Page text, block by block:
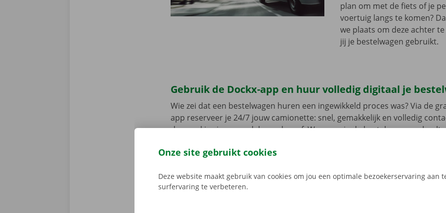
plan om met de fiets of je
voertuig langs te komen?
we plaats om deze achter
jij je bestelwagen gebruikt.
Gebruik de Dockx-app en huur volledig digitaal je
Wie zei dat een bestelwagen huren een ingewikkeld proces was? Via de
app reserveer je 24/7 jouw camionette: snel, gemakkelijk en volledig
de app, kies jouw model en reken af. Wanneer je de bestelwagen
aanbod.
Onze site gebruikt cookies
Deze website maakt gebruik van cookies om jou een optimale bezoekerservaring aan
surfervaring te verbeteren.